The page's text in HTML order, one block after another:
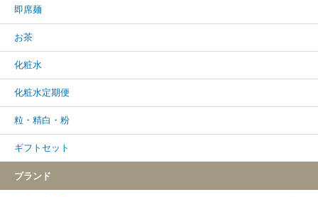
即席麺
お茶
化粧水
化粧水定期便
粒・精白・粉
ギフトセット
ブランド